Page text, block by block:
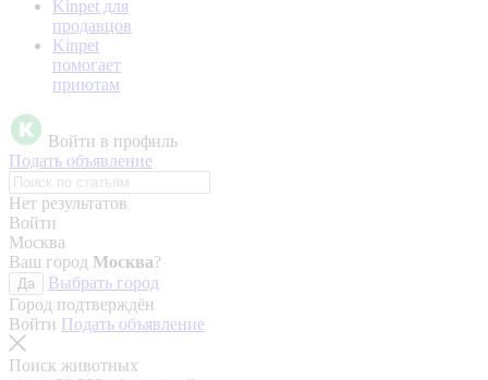
Kinpet для
продавцов
Kinpet
помогает
приютам
Войти в профиль
Подать объявление
Нет результатов
Войти
Москва
Ваш город Москва?
Да
Выбрать город
Город подтверждён
Войти Подать объявление
Поиск животных